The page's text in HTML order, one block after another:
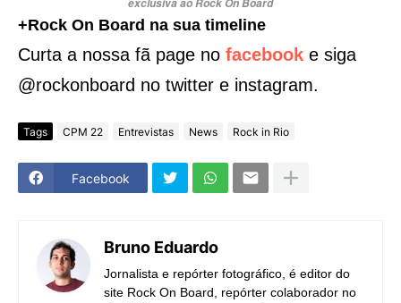
exclusiva ao Rock On Board
+Rock On Board na sua timeline
Curta a nossa fã page no facebook e siga
@rockonboard no twitter e instagram.
Tags CPM 22 Entrevistas News Rock in Rio
Facebook
Bruno Eduardo
Jornalista e repórter fotográfico, é editor do
site Rock On Board, repórter colaborador no